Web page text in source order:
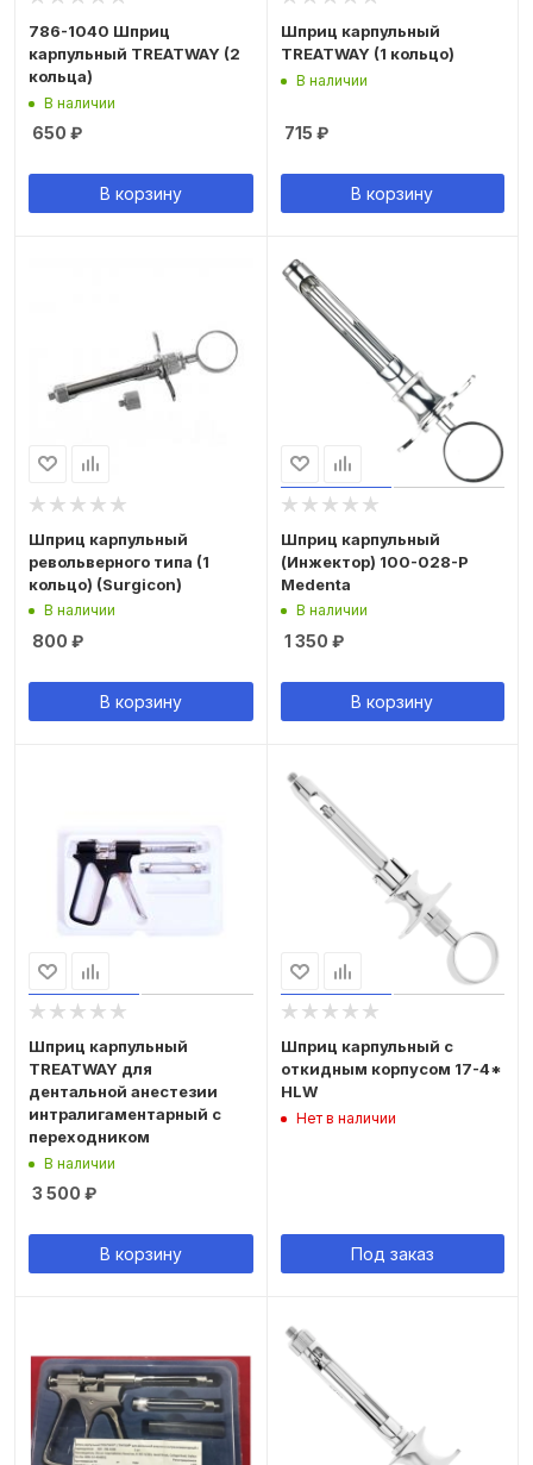
786-1040 Шприц
карпульный TREATWAY (2
кольца)
В наличии
650 ₽
В корзину
Шприц карпульный
TREATWAY (1 кольцо)
В наличии
715 ₽
В корзину
Шприц карпульный
револьверного типа (1
кольцо) (Surgicon)
В наличии
800 ₽
В корзину
Шприц карпульный
(Инжектор) 100-028-P
Medenta
В наличии
1 350 ₽
В корзину
Шприц карпульный
TREATWAY для
дентальной анестезии
интралигаментарный с
переходником
В наличии
3 500 ₽
В корзину
Шприц карпульный с
откидным корпусом 17-4*
HLW
Нет в наличии
Под заказ